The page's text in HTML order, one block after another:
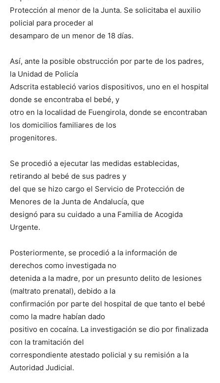
Protección al menor de la Junta. Se solicitaba el auxilio
policial para proceder al
desamparo de un menor de 18 días.
Así, ante la posible obstrucción por parte de los padres,
la Unidad de Policía
Adscrita estableció varios dispositivos, uno en el hospital
donde se encontraba el bebé, y
otro en la localidad de Fuengirola, donde se encontraban
los domicilios familiares de los
progenitores.
Se procedió a ejecutar las medidas establecidas,
retirando al bebé de sus padres y
del que se hizo cargo el Servicio de Protección de
Menores de la Junta de Andalucía, que
designó para su cuidado a una Familia de Acogida
Urgente.
Posteriormente, se procedió a la información de
derechos como investigada no
detenida a la madre, por un presunto delito de lesiones
(maltrato prenatal), debido a la
confirmación por parte del hospital de que tanto el bebé
como la madre habían dado
positivo en cocaína. La investigación se dio por finalizada
con la tramitación del
correspondiente atestado policial y su remisión a la
Autoridad Judicial.